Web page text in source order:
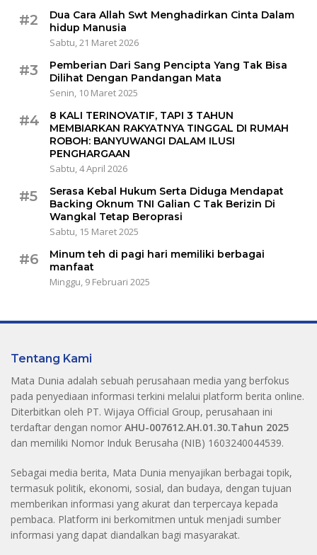
#2
Dua Cara Allah Swt Menghadirkan Cinta Dalam
hidup Manusia
Sabtu, 21 Maret 2026
#3
Pemberian Dari Sang Pencipta Yang Tak Bisa
Dilihat Dengan Pandangan Mata
Senin, 10 Maret 2025
#4
8 KALI TERINOVATIF, TAPI 3 TAHUN
MEMBIARKAN RAKYATNYA TINGGAL DI RUMAH
ROBOH: BANYUWANGI DALAM ILUSI
PENGHARGAAN
Sabtu, 4 April 2026
#5
Serasa Kebal Hukum Serta Diduga Mendapat
Backing Oknum TNI Galian C Tak Berizin Di
Wangkal Tetap Beroprasi
Sabtu, 15 Maret 2025
#6
Minum teh di pagi hari memiliki berbagai
manfaat
Minggu, 9 Februari 2025
Tentang Kami
Mata Dunia adalah sebuah perusahaan media yang berfokus
pada penyediaan informasi terkini melalui platform berita online.
Diterbitkan oleh PT. Wijaya Official Group, perusahaan ini
terdaftar dengan nomor AHU-007612.AH.01.30.Tahun 2025
dan memiliki Nomor Induk Berusaha (NIB) 1603240044539.
Sebagai media berita, Mata Dunia menyajikan berbagai topik,
termasuk politik, ekonomi, sosial, dan budaya, dengan tujuan
memberikan informasi yang akurat dan terpercaya kepada
pembaca. Platform ini berkomitmen untuk menjadi sumber
informasi yang dapat diandalkan bagi masyarakat.